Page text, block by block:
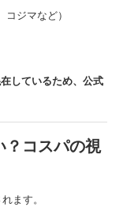
ジマなど）
しているため、公式
？コスパの視
ます。